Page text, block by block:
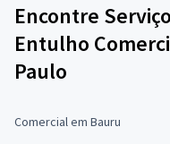
Encontre
Entulho
Paulo
Comercial em Bauru